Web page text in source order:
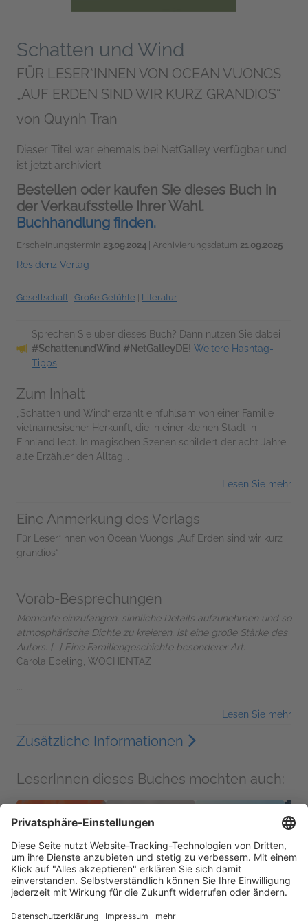
Schatten und Wind
FÜR LESER*INNEN VON OCEAN VUONGS
„AUF ERDEN SIND WIR KURZ GRANDIOS“
von Quynh Tran
Dieser Titel war ehemals bei NetGalley verfügbar und
ist jetzt archiviert.
Bestellen oder kaufen Sie dieses Buch in
der Verkaufsstelle Ihrer Wahl.
Buchhandlung finden.
Erscheinungstermin 23.09.2024 | Archivierungsdatum 21.09.2025
Residenz Verlag
Gesellschaft Große Gefühle Literatur
Sprechen Sie über dieses Buch? Dann nutzen Sie dabei
#SchattenundWind #NetGalleyDE! Weitere Hashtag-
Tipps
Zum Inhalt
„Schatten und Wind“ erzählt einfühlsam von einer Familie
vietnamesischer Herkunft, die in einer kleinen Stadt in
Finnland lebt. In magischen Szenen schildert der acht Jahre
alte Erzähler den Alltag...
Lesen Sie mehr
Eine Anmerkung des Verlags
Für Leser*innen von Ocean Vuongs „Auf Erden sind wir kurz
grandios“
Vorab-Besprechungen
Momente einzufangen, sinnliche Details aufzunehmen und so
atmosphärische Dichte zu kreieren, ist eine große Stärke des
Autors. [...] Eine Familiengeschichte besonderer Art.
Carola Ebeling, WOCHENTAZ
...
Lesen Sie mehr
Zusätzliche Informationen
LeserInnen dieses Buches mochten auch: